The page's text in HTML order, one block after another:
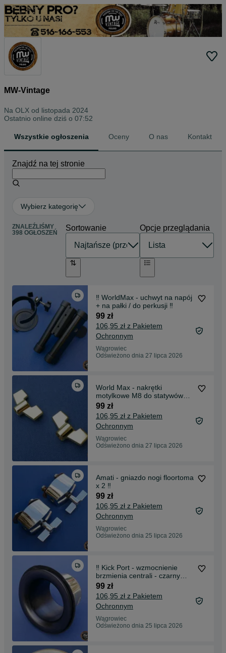
MW-Vintage
Na OLX od listopada 2024
Ostatnio online dziś o 07:52
Wszystkie ogłoszenia Oceny O nas Kontakt
Znajdź na tej stronie
Wybierz kategorię
ZNALEŹLIŚMY
398 OGŁOSZEŃ
Sortowanie Opcje przeglądania
‼️ WorldMax - uchwyt na napój
+ na pałki / do perkusji ‼️
99 zł
106,95 zł z Pakietem
Ochronnym
Wągrowiec
Odświeżono dnia 27 lipca 2026
World Max - nakrętki
motylkowe M8 do statywów
ZŁOTE - 8 sztuk ‼️
99 zł
106,95 zł z Pakietem
Ochronnym
Wągrowiec
Odświeżono dnia 27 lipca 2026
Amati - gniazdo nogi floortoma
x 2 ‼️
99 zł
106,95 zł z Pakietem
Ochronnym
Wągrowiec
Odświeżono dnia 25 lipca 2026
‼️ Kick Port - wzmocnienie
brzmienia centrali - czarny
mat ‼️
99 zł
106,95 zł z Pakietem
Ochronnym
Wągrowiec
Odświeżono dnia 25 lipca 2026